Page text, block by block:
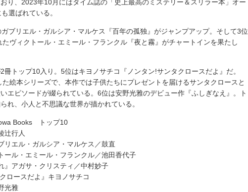
り、2023年10月にはタイム誌の「史上最高のミステリー＆スリラー本」オー
選ばれている。
ブリエル・ガルシア・マルケス『百年の孤独』がジャンプアップ。そして3位
ヴィクトール・エミール・フランクル『夜と霧』がチャートインを果たし
トップ10入り。5位はキヨノサチコ『ノンタン!サンタクロースだよ』だ。
絵本シリーズで、本作では子供たちにプレゼントを届けるサンタクロースと
エピソードが綴られている。6位は安野光雅のデビュー作『ふしぎなえ』。ト
れ、小人と不思議な世界が描かれている。
Books トップ10
辻行人
リエル・ガルシア・マルケス／鼓直
ール・エミール・フランクル／池田香代子
』アガサ・クリスティ／中村妙子
ロースだよ』キヨノサチコ
光雅